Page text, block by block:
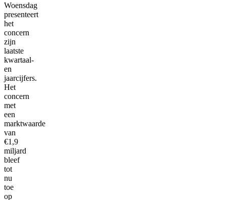
Woensdag
presenteert
het
concern
zijn
laatste
kwartaal-
en
jaarcijfers.
Het
concern
met
een
marktwaarde
van
€1,9
miljard
bleef
tot
nu
toe
op